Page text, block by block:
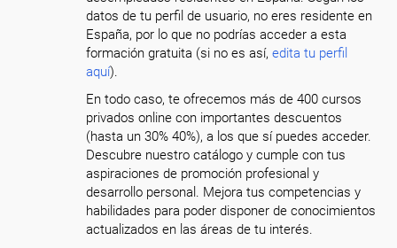
datos de tu perfil de usuario, no eres residente en
España, por lo que no podrías acceder a esta
formación gratuita (si no es así,edita tu perfil
aquí).
En todo caso, te ofrecemos más de 400 cursos
privados online con importantes descuentos
(hasta un 30% 40%), a los que sí puedes acceder.
Descubre nuestro catálogo y cumple con tus
aspiraciones de promoción profesional y
desarrollo personal. Mejora tus competencias y
habilidades para poder disponer de conocimientos
actualizados en las áreas de tu interés.